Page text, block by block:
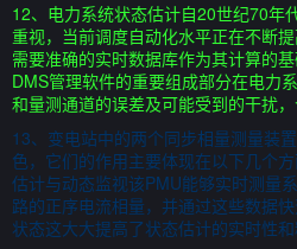
12、电力系统状态估计自20世纪70年
重视，当前调度自动化水平正在不断
需要准确的实时数据库作为其计算的
DMS管理软件的重要组成部分在电力
和量测通道的误差及可能受到的干扰，
13、变电站中的两个同步相量测量装
色，它们的作用主要体现在以下几个
估计与动态监视该PMU能够实时测量
路的正序电流相量，并通过这些数据
状态这大大提高了状态估计的实时性和